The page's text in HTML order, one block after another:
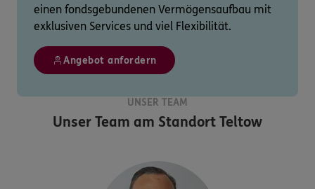
einen fondsgebundenen Vermögensaufbau mit
exklusiven Services und viel Flexibilität.
Angebot anfordern
UNSER TEAM
Unser Team am Standort Teltow